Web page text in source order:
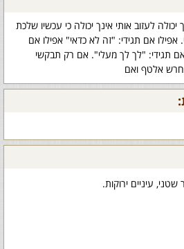
לעזוב אותי אינך יכולה כי עכשיו שלכת
אם תגידי: "זה לא כדאי" אפילו אם
אם תגידי: "לך לך מעלי". אם רק תבקשי
אלטף ואם
שטני, עיניים ירוקות.